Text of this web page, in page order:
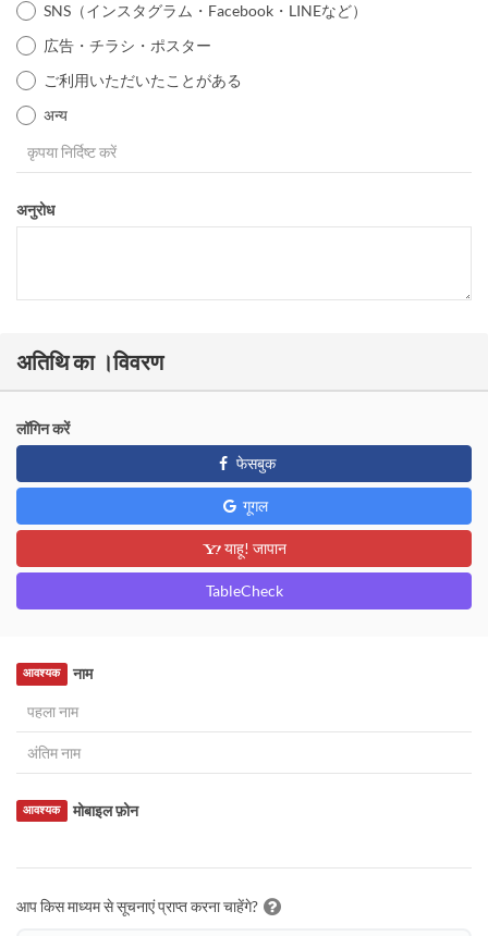
SNS（インスタグラム・Facebook・LINEなど）
広告・チラシ・ポスター
ご利用いただいたことがある
अन्य
अनुरोध
अतिथि का ।विवरण
लॉगिन करें
फेसबुक
गूगल
याहू! जापान
TableCheck
नाम
आवश्यक
मोबाइल फ़ोन
आवश्यक
आप किस माध्यम से सूचनाएं प्राप्त करना चाहेंगे?